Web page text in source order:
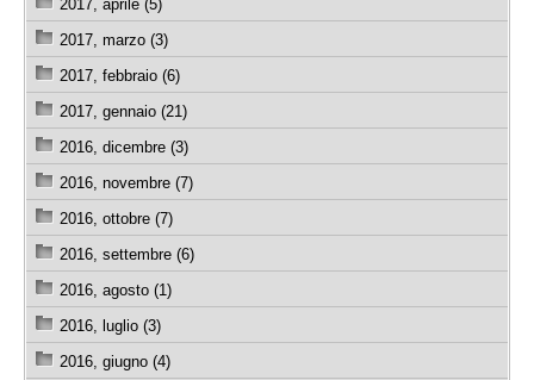
2017, aprile (5)
2017, marzo (3)
2017, febbraio (6)
2017, gennaio (21)
2016, dicembre (3)
2016, novembre (7)
2016, ottobre (7)
2016, settembre (6)
2016, agosto (1)
2016, luglio (3)
2016, giugno (4)